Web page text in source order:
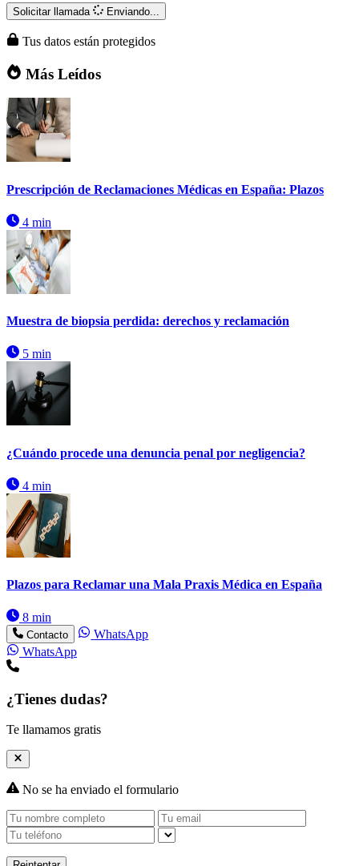
Solicitar llamada Enviando...
Tus datos están protegidos
Más Leídos
Prescripción de Reclamaciones Médicas en España: Plazos
4 min
Muestra de biopsia perdida: derechos y reclamación
5 min
¿Cuándo procede una denuncia penal por negligencia?
4 min
Plazos para Reclamar una Mala Praxis Médica en España
8 min
Contacto
WhatsApp
WhatsApp
¿Tienes dudas?
Te llamamos gratis
No se ha enviado el formulario